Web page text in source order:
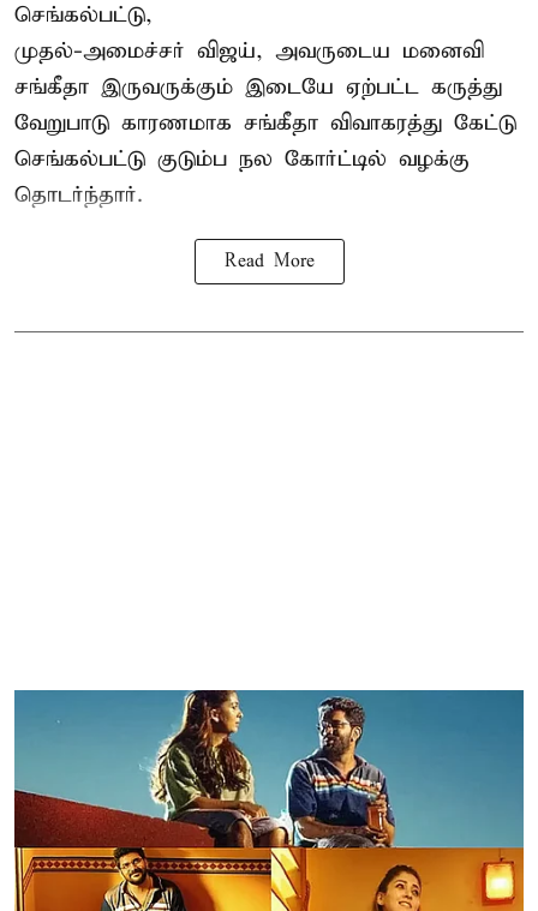
செங்கல்பட்டு,
முதல்-அமைச்சர் விஜய், அவருடைய மனைவி
சங்கீதா இருவருக்கும் இடையே ஏற்பட்ட கருத்து
வேறுபாடு காரணமாக சங்கீதா விவாகரத்து கேட்டு
செங்கல்பட்டு குடும்ப நல கோர்ட்டில் வழக்கு
தொடர்ந்தார்.
Read More